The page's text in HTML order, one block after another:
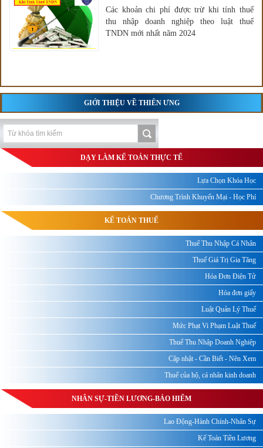
Các khoản chi phí được trừ khi tính thuế
thu nhập doanh nghiệp theo luật thuế
TNDN mới nhất năm 2024
GIỚI THIỆU VỀ THIÊN ƯNG
DẠY LÀM KẾ TOÁN THỰC TẾ
Lựa Chọn Khóa Học
Chương Trình Khuyến Mại - Học Phí
KẾ TOÁN THUẾ
Thuế Thu Nhập Cá Nhân
Thuế Giá Trị Gia Tăng
Hóa Đơn Điện Tử
Hóa đơn giấy
Luật Quản Lý Thuế
Mức Phạt Vi Phạm Luật Thuế
Thuế Thu Nhập Doanh Nghiệp
Cập nhật - Cần Biết - Nên Xem
Thuế của hộ, cá nhân kinh doanh
NHÂN SỰ-TIỀN LƯƠNG-BẢO HIỂM
Lao Động-Hành Chính-Nhân Sự
Kế Toán Tiền Lương